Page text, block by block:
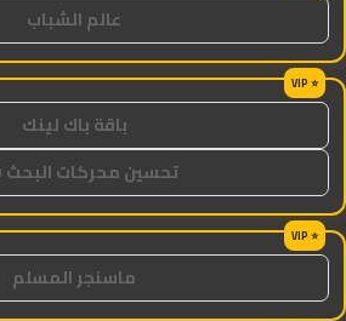
عالم الشباب
باقة باك لينك
تحسين محركات البحث SEO
ماسنجر المسلم